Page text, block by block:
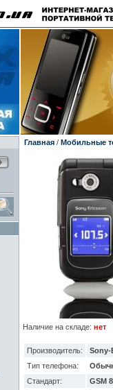
Главная/ Мобильные
Наличие на складе: нет
Производитель:
Sony-
Тип телефона:
Стандарт:
GSM